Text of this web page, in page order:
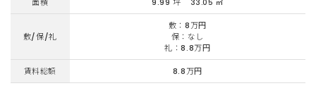
面積 9.99 坪 33.05 ㎡
敷/保/礼
敷：8万円
保：なし
礼：8.8万円
賃料総額 8.8万円